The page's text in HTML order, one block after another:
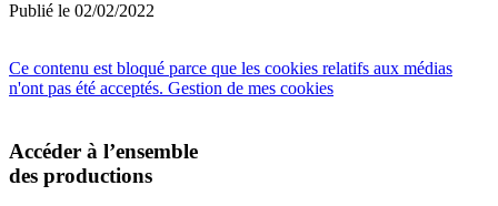
Publié le 02/02/2022
Ce contenu est bloqué parce que les cookies relatifs aux médias
n'ont pas été acceptés. Gestion de mes cookies
Accéder à l’ensemble
des productions